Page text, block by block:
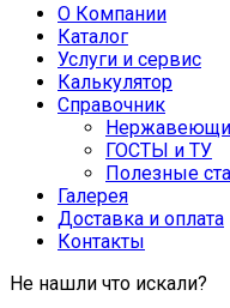
О Компании
Каталог
Услуги и сервис
Калькулятор
Справочник
ГОСТЫ и ТУ
Полезные
Галерея
Доставка и оплата
Контакты
Не нашли что искали?